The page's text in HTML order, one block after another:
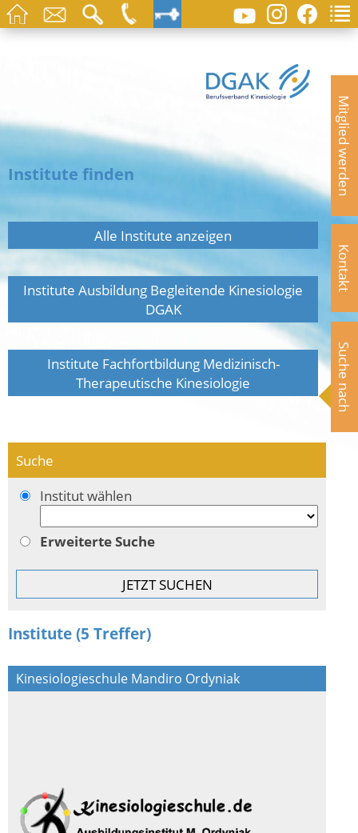
Mitglied werden
Kontakt
Suche nach
Institute finden
Alle Institute anzeigen
Institute Ausbildung Begleitende Kinesiologie
DGAK
Institute Fachfortbildung Medizinisch-
Therapeutische Kinesiologie
Suche
Institut wählen
Erweiterte Suche
Institute (5 Treffer)
Kinesiologieschule Mandiro Ordyniak